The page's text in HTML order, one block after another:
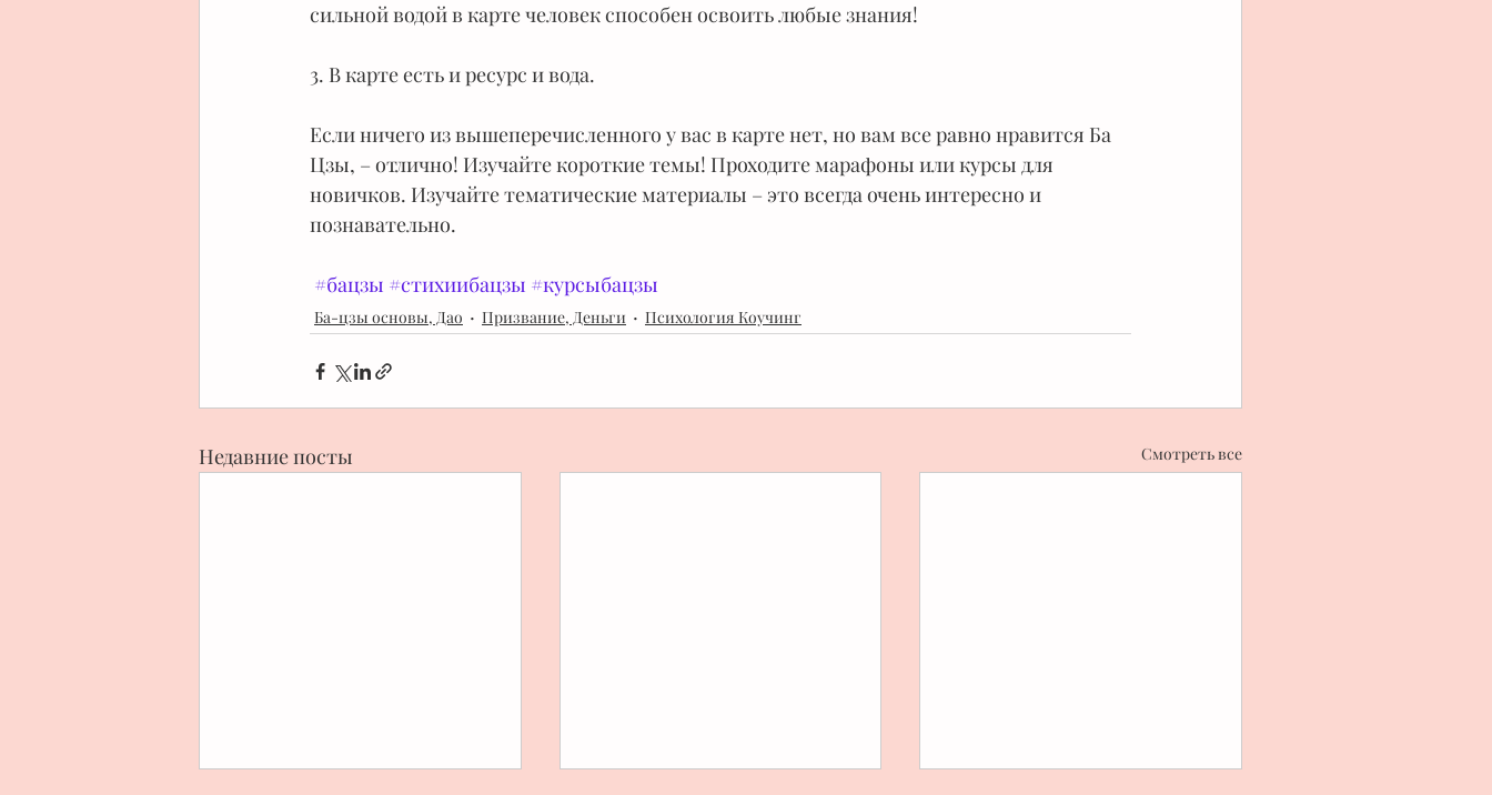
сильной водой в карте человек способен освоить любые знания!
3. В карте есть и ресурс и вода.
Если ничего из вышеперечисленного у вас в карте нет, но вам все равно нравится Ба
Цзы, – отлично! Изучайте короткие темы! Проходите марафоны или курсы для
новичков. Изучайте тематические материалы – это всегда очень интересно и
познавательно.
#бацзы #стихиибацзы #курсыбацзы
Ба-цзы основы, Дао Призвание, Деньги Психология Коучинг
Недавние посты Смотреть все